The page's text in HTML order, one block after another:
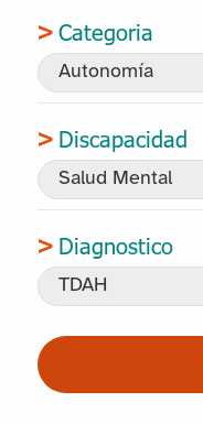
Categoria
Discapacidad
Diagnostico